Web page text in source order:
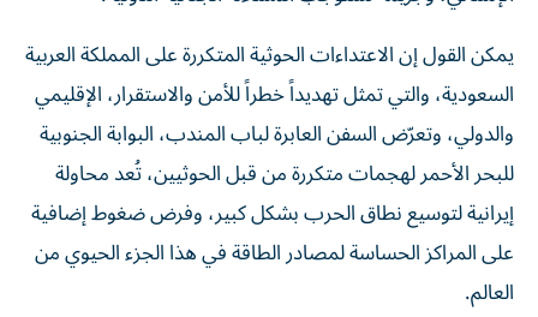
يمكن القول إن الاعتداءات الحوثية المتكررة على المملكة العربية
السعودية، والتي تمثل تهديداً خطراً للأمن والاستقرار، الإقليمي
والدولي، وتعرّض السفن العابرة لباب المندب، البوابة الجنوبية
للبحر الأحمر لهجمات متكررة من قبل الحوثيين، تُعد محاولة
إيرانية لتوسيع نطاق الحرب بشكل كبير، وفرض ضغوط إضافية
على المراكز الحساسة لمصادر الطاقة في هذا الجزء الحيوي من
العالم.